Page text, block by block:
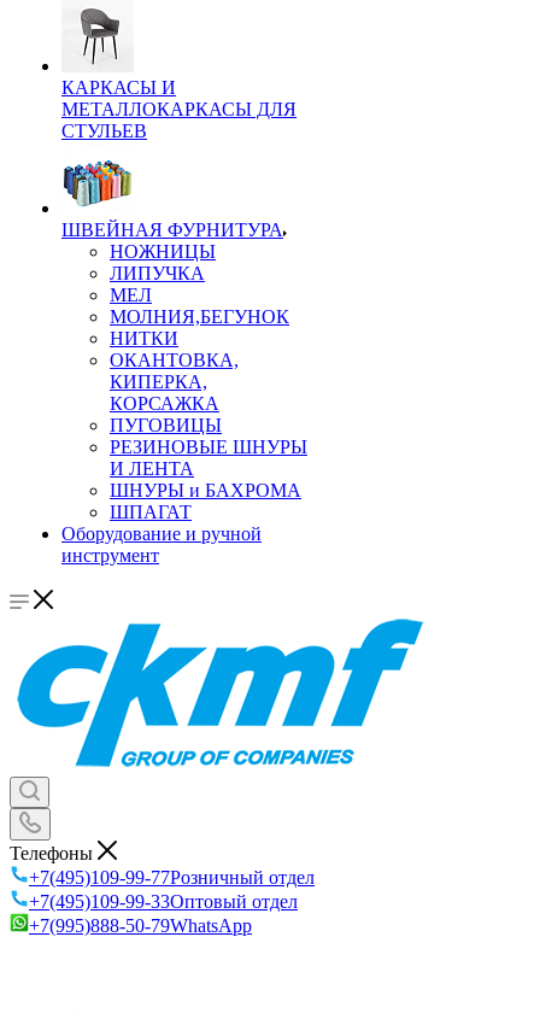
КАРКАСЫ И
МЕТАЛЛОКАРКАСЫ ДЛЯ
СТУЛЬЕВ
ШВЕЙНАЯ ФУРНИТУРА
НОЖНИЦЫ
ЛИПУЧКА
МЕЛ
МОЛНИЯ,БЕГУНОК
НИТКИ
ОКАНТОВКА,
КИПЕРКА,
КОРСАЖКА
ПУГОВИЦЫ
РЕЗИНОВЫЕ ШНУРЫ
И ЛЕНТА
ШНУРЫ и БАХРОМА
ШПАГАТ
Оборудование и ручной
инструмент
Телефоны
+7(495)109-99-77Розничный отдел
+7(495)109-99-33Оптовый отдел
+7(995)888-50-79WhatsApp